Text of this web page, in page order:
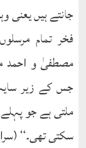
مِرقاتُ
الیقین
فی
حَیاتِ
نورالدّین
کتب
سلسلہ
جانتے ہیں یعنی
فخر تمام
مصطفیٰ و احمد
جس کے زیر
ملتی ہے جو
سکتی تھی۔‘‘